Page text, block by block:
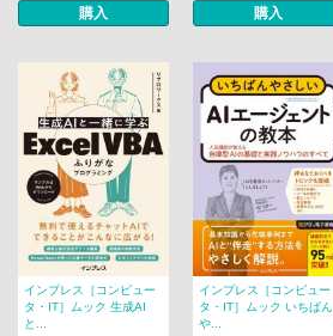
購入 購入
インプレス［コンピュー
タ・IT］ムック 生成AI
と...
インプレス［コンピュー
タ・IT］ムック いちばん
や...